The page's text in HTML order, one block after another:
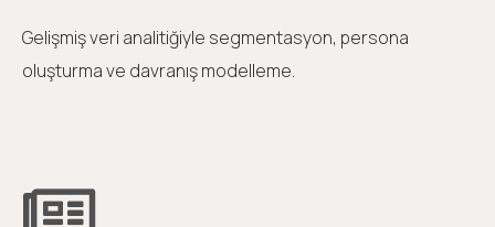
Gelişmiş veri analitiğiyle segmentasyon, persona
oluşturma ve davranış modelleme.